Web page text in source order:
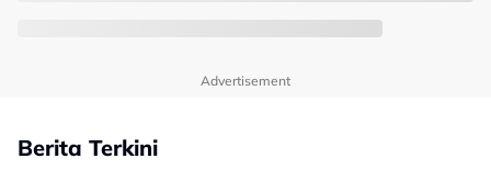
Advertisement
Berita Terkini